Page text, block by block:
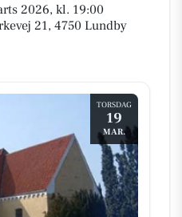
2026, kl. 19:00
21, 4750 Lundby
TORSDAG
19
MAR.